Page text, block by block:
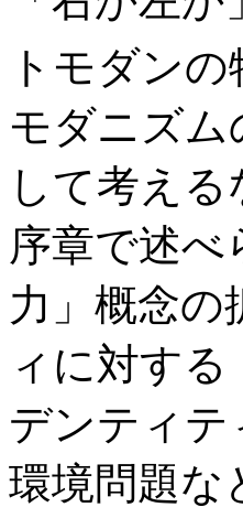
トモダン
モダニズ
して考え
序章で述
力」概念の
ィに対す
デンティテ
環境問題な